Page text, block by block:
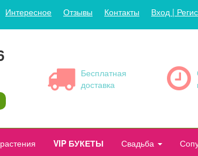
Интересное Отзывы Контакты Вход |
Бесплатная
доставка
VIP БУКЕТЫ Свадьба